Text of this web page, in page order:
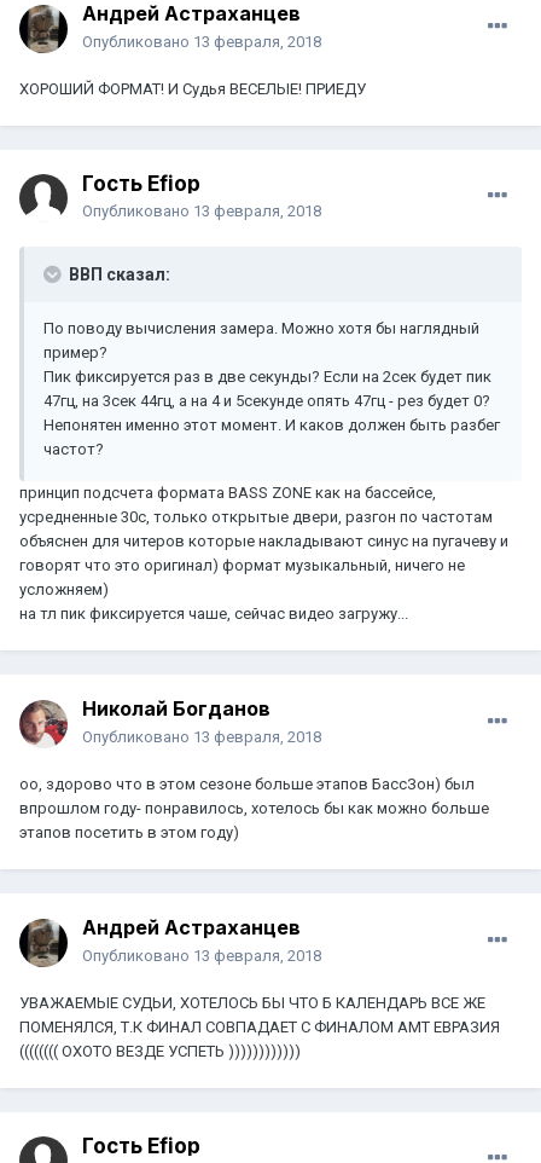
Андрей Астраханцев
Опубликовано 13 февраля, 2018
ХОРОШИЙ ФОРМАТ! И Судья ВЕСЕЛЫЕ! ПРИЕДУ
Гость Efiop
Опубликовано 13 февраля, 2018
ВВП сказал:
По поводу вычисления замера. Можно хотя бы наглядный
пример?
Пик фиксируется раз в две секунды? Если на 2сек будет пик
47гц, на 3сек 44гц, а на 4 и 5секунде опять 47гц - рез будет 0?
Непонятен именно этот момент. И каков должен быть разбег
частот?
принцип подсчета формата BASS ZONE как на бассейсе,
усредненные 30с, только открытые двери, разгон по частотам
объяснен для читеров которые накладывают синус на пугачеву и
говорят что это оригинал) формат музыкальный, ничего не
усложняем)
на тл пик фиксируется чаше, сейчас видео загружу...
Николай Богданов
Опубликовано 13 февраля, 2018
оо, здорово что в этом сезоне больше этапов БассЗон) был
впрошлом году- понравилось, хотелось бы как можно больше
этапов посетить в этом году)
Андрей Астраханцев
Опубликовано 13 февраля, 2018
УВАЖАЕМЫЕ СУДЬИ, ХОТЕЛОСЬ БЫ ЧТО Б КАЛЕНДАРЬ ВСЕ ЖЕ
ПОМЕНЯЛСЯ, Т.К ФИНАЛ СОВПАДАЕТ С ФИНАЛОМ АМТ ЕВРАЗИЯ
(((((((( ОХОТО ВЕЗДЕ УСПЕТЬ ))))))))))))
Гость Efiop